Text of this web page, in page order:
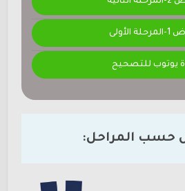
الأولى
يوتوب للتصحيح
حسب المراحل: